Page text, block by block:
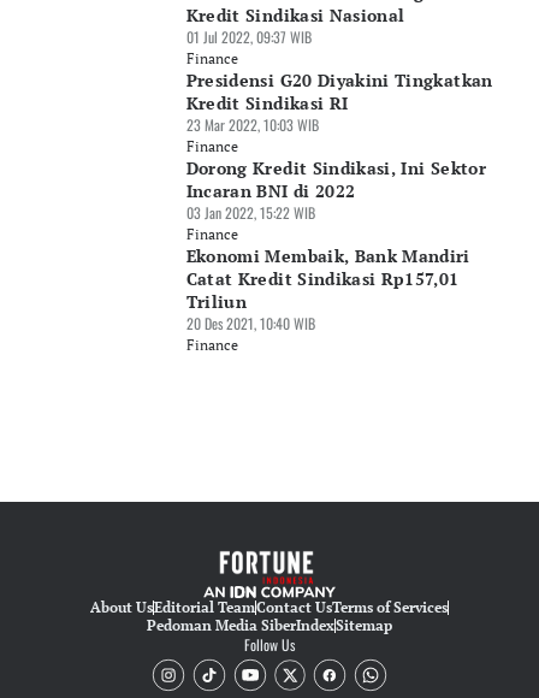
Kredit Sindikasi Nasional
01 Jul 2022, 09:37 WIB
Finance
Presidensi G20 Diyakini Tingkatkan
Kredit Sindikasi RI
23 Mar 2022, 10:03 WIB
Finance
Dorong Kredit Sindikasi, Ini Sektor
Incaran BNI di 2022
03 Jan 2022, 15:22 WIB
Finance
Ekonomi Membaik, Bank Mandiri
Catat Kredit Sindikasi Rp157,01
Triliun
20 Des 2021, 10:40 WIB
Finance
About UsEditorial TeamContact UsTerms of Services
Pedoman Media SiberIndexSitemap
Follow Us